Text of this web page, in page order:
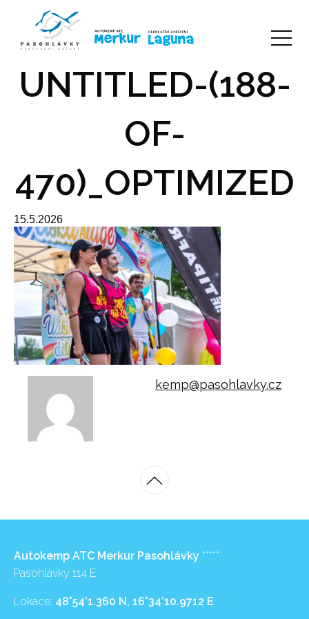
UNTITLED-(188-
OF-
470)_OPTIMIZED
15.5.2026
kemp@pasohlavky.cz
Autokemp ATC Merkur Pasohlávky *****
Pasohlávky 114 E
Lokace: 48°54’1.360 N, 16°34’10.9712 E